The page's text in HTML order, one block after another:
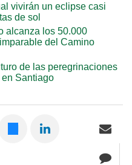
vivirán un eclipse casi
de sol
alcanza los 50.000
del Camino
de las peregrinaciones
Santiago